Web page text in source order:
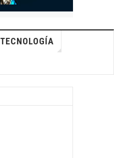
TECNOLOGÍA